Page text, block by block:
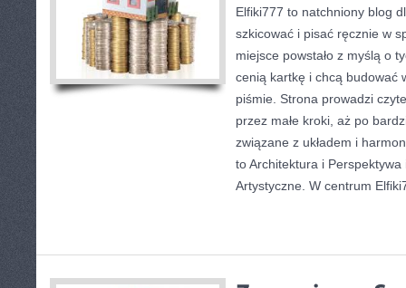
Elfiki777 to natchniony blog
szkicować i pisać ręcznie w
miejsce powstało z myślą o
cenią kartkę i chcą budować
piśmie. Strona prowadzi
przez małe kroki, aż po
związane z układem i
to Architektura i
Artystyczne. W centrum